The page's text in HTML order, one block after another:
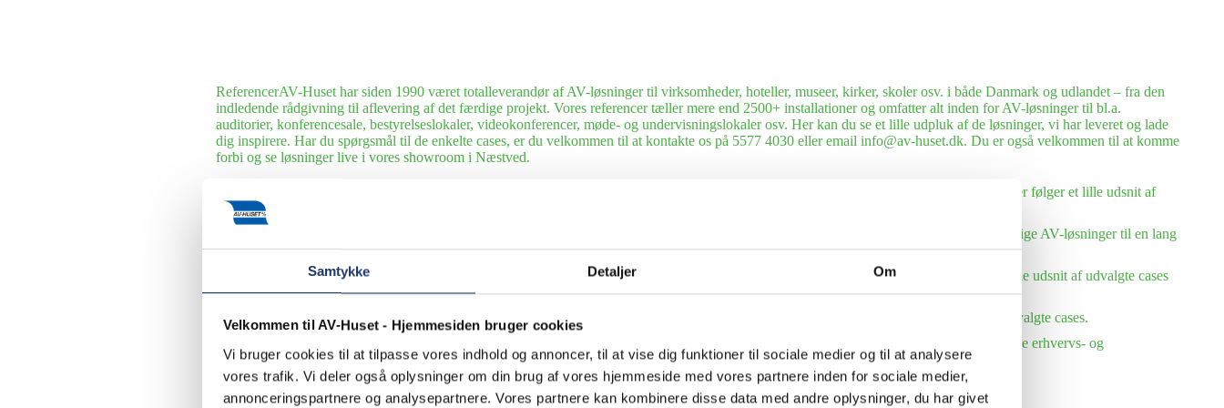
Samtykke Detaljer Om
Velkommen til AV-Huset - Hjemmesiden bruger cookies
Vi bruger cookies til at tilpasse vores indhold og annoncer, til at vise dig funktioner til sociale medier og til at analysere
vores trafik. Vi deler også oplysninger om din brug af vores hjemmeside med vores partnere inden for sociale medier,
annonceringspartnere og analysepartnere. Vores partnere kan kombinere disse data med andre oplysninger, du har givet
ReferencerAV-Huset har siden 1990 været totalleverandør af AV-løsninger til virksomheder, hoteller, museer, kirker, skoler osv. i både Danmark og udlandet – fra den
indledende rådgivning til aflevering af det færdige projekt. Vores referencer tæller mere end 2500+ installationer og omfatter alt inden for AV-løsninger til bl.a.
auditorier, konferencesale, bestyrelseslokaler, videokonferencer, møde- og undervisningslokaler osv. Her kan du se et lille udpluk af de løsninger, vi har leveret og lade
dig inspirere. Har du spørgsmål til de enkelte cases, er du velkommen til at kontakte os på 5577 4030 eller email info@av-huset.dk. Du er også velkommen til at komme
forbi og se løsninger live i vores showroom i Næstved.
Siden 1990 har AV-Huset leveret og installeret mange forskellige AV-løsninger til en lang række hoteller, hostels og kursuscentre. Her følger et lille udsnit af
udvalgte cases.
Vi leverer teknikken til gode oplevelser. Siden 1990 har AV-Huset leveret og installeret mange forskellige AV-løsninger til en lang
række museer, udstillinger og sportsklubber. Her kan du gå på opdagelse i udvalgte cases.
Siden 1990 har AV-Huset leveret og installeret mange forskellige AV-løsninger til en lang række små og store virksomheder. Se et lille udsnit af udvalgte cases
om driftssikre kommunikationsløsninger til erhvervslivet.
Export
AV-Huset har leveret og installeret mange forskellige AV-løsninger til en lang række kunder i udlandet. Her følger et lille udsnit af udvalgte cases.
I AV-Huset klarer vi alle slags udlejningsopgaver fra store events til små arrangementer. Siden 1990 har vi udlejet AV-udstyr til både erhvervs- og
privatkunder. Her følger et lille udsnit af udvalgte cases.